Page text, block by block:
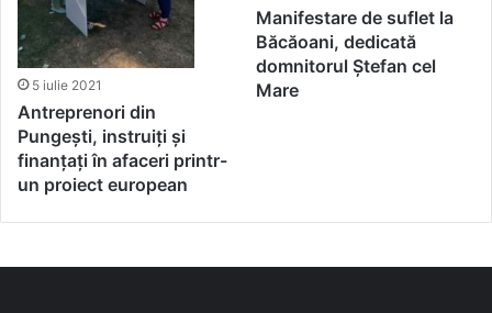
5 iulie 2021
Antreprenori din
Pungești, instruiți și
finanțați în afaceri printr-
un proiect european
Manifestare de suflet la
Băcăoani, dedicată
domnitorul Ștefan cel
Mare